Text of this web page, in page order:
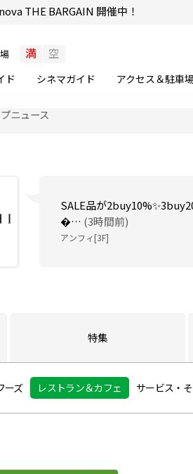
THE BARGAIN 開催中！
満 空
ド シネマガイド アクセス＆駐車場
ニュース
コラントッテ オフィシャルショッ
SALE品が
… (3時間前)
アンフィ[3F]
(4時間前)
特集
ーズ レストラン＆カフェ サービス・